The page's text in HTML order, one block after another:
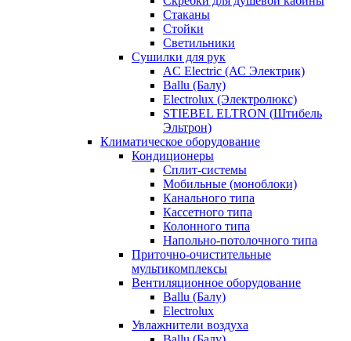
Стаканы
Стойки
Светильники
Сушилки для рук
AC Electric (АС Электрик)
Ballu (Балу)
Electrolux (Электролюкс)
STIEBEL ELTRON (Штибель
Эльтрон)
Климатическое оборудование
Кондиционеры
Сплит-системы
Мобильные (моноблоки)
Канального типа
Кассетного типа
Колонного типа
Напольно-потолочного типа
Приточно-очистительные
мультикомплексы
Вентиляционное оборудование
Ballu (Балу)
Electrolux
Увлажнители воздуха